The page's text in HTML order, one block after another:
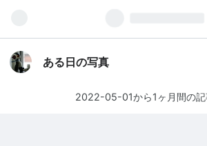
ある日の写真
2022-05-01から1ヶ月間の記